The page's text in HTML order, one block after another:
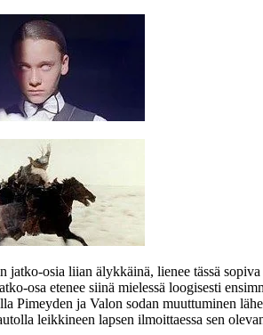
jatko-osia liian älykkäinä, lienee tässä
etenee siinä mielessä loogisesti
Pimeyden ja Valon sodan muuttuminen
leikkineen lapsen ilmoittaessa sen